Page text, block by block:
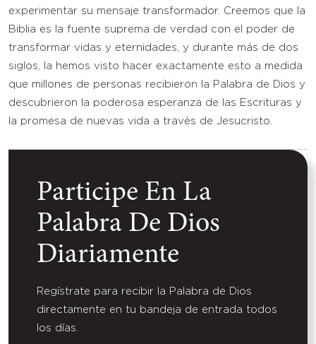
experimentar su mensaje transformador. Creemos que la
Biblia es la fuente suprema de verdad con el poder de
transformar vidas y eternidades, y durante más de dos
siglos, la hemos visto hacer exactamente esto a medida
que millones de personas recibieron la Palabra de Dios y
descubrieron la poderosa esperanza de las Escrituras y
la promesa de nuevas vida a través de Jesucristo.
Participe En La
Palabra De Dios
Diariamente
Regístrate para recibir la Palabra de Dios
directamente en tu bandeja de entrada todos
los días.